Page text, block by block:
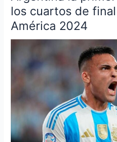
los cuartos de
América 2024
la
primera
clasificada
a
final
de
la
Copa
América